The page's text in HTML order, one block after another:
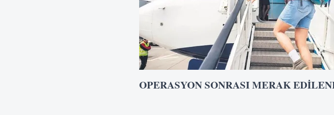
OPERASYON SONRASIMERAK